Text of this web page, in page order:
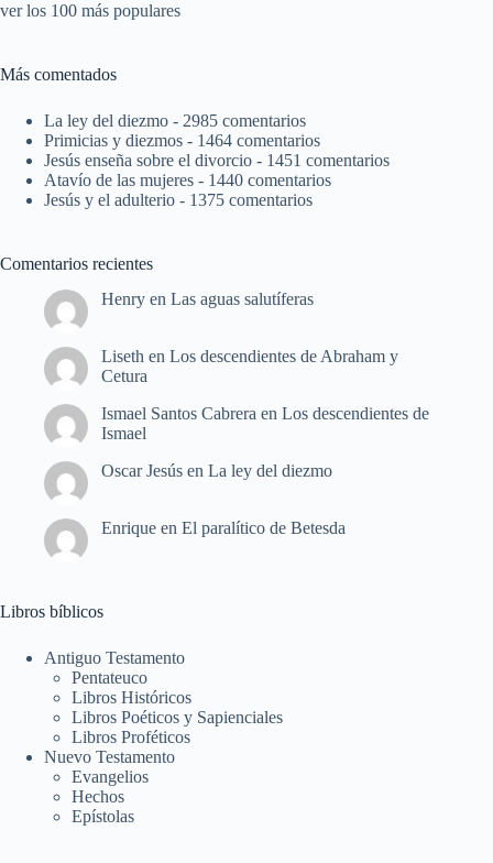
ver los 100 más populares
Más comentados
La ley del diezmo - 2985 comentarios
Primicias y diezmos - 1464 comentarios
Jesús enseña sobre el divorcio - 1451 comentarios
Atavío de las mujeres - 1440 comentarios
Jesús y el adulterio - 1375 comentarios
Comentarios recientes
Henry en Las aguas salutíferas
Liseth en Los descendientes de Abraham y
Cetura
Ismael Santos Cabrera en Los descendientes de
Ismael
Oscar Jesús en La ley del diezmo
Enrique en El paralítico de Betesda
Libros bíblicos
Antiguo Testamento
Pentateuco
Libros Históricos
Libros Poéticos y Sapienciales
Libros Proféticos
Nuevo Testamento
Evangelios
Hechos
Epístolas